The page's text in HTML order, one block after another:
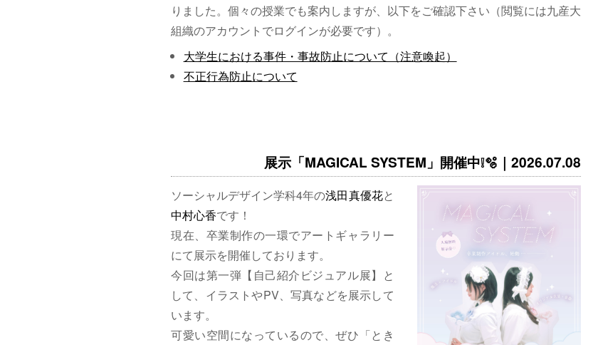
りました。個々の授業でも案内しますが、以下をご確認下さい（閲覧には九産大
組織のアカウントでログインが必要です）。
大学生における事件・事故防止について（注意喚起）
不正行為防止について
展示「MAGICAL SYSTEM」開催中❕🫧｜2026.07.08
ソーシャルデザイン学科4年の浅田真優花と
中村心香です！
現在、卒業制作の一環でアートギャラリー
にて展示を開催しております。
今回は第一弾【自己紹介ビジュアル展】と
して、イラストやPV、写真などを展示して
います。
可愛い空間になっているので、ぜひ「とき